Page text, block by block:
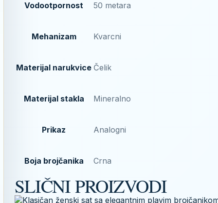
Vodootpornost 50 metara
Mehanizam Kvarcni
Materijal narukvice Čelik
Materijal stakla Mineralno
Prikaz Analogni
Boja brojčanika Crna
SLIČNI PROIZVODI